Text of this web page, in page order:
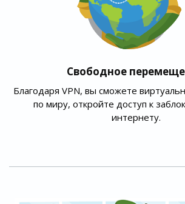
Свободное
Благодаря VPN, вы сможете
по миру, откройте доступ к
интернету.